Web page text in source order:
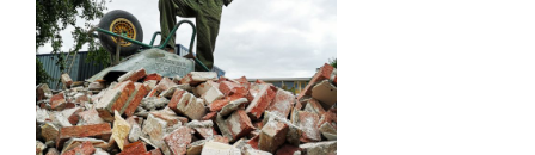
Contact
Het Sociale Gebeuren